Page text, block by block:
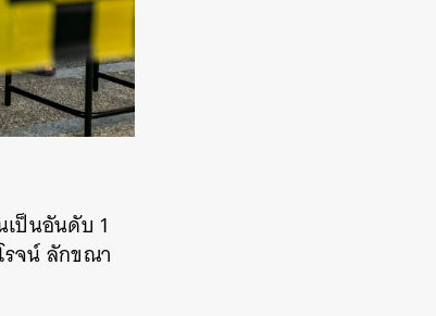
เป็นอันดับ1
จน์ ลักขณา